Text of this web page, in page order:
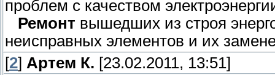
проблем с качеством
Ремонт вышедших из строя
неисправных элементов и их
[2] Артем К. [23.02.2011, 13:51]